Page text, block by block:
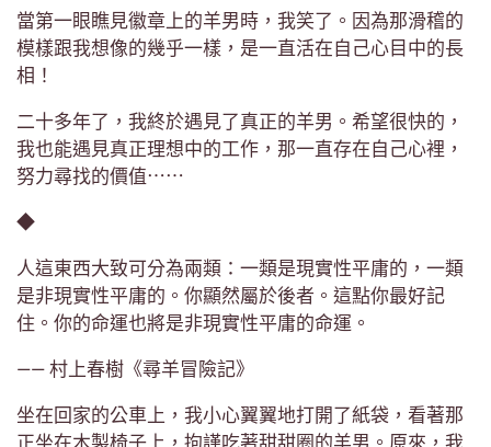
當第一眼瞧見徽章上的羊男時，我笑了。因為那滑稽的
模樣跟我想像的幾乎一樣，是一直活在自己心目中的長
相！
二十多年了，我終於遇見了真正的羊男。希望很快的，
我也能遇見真正理想中的工作，那一直存在自己心裡，
努力尋找的價值⋯⋯
◆
人這東西大致可分為兩類：一類是現實性平庸的，一類
是非現實性平庸的。你顯然屬於後者。這點你最好記
住。你的命運也將是非現實性平庸的命運。
—— 村上春樹《尋羊冒險記》
坐在回家的公車上，我小心翼翼地打開了紙袋，看著那
正坐在木製椅子上，拘謹吃著甜甜圈的羊男。原來，我